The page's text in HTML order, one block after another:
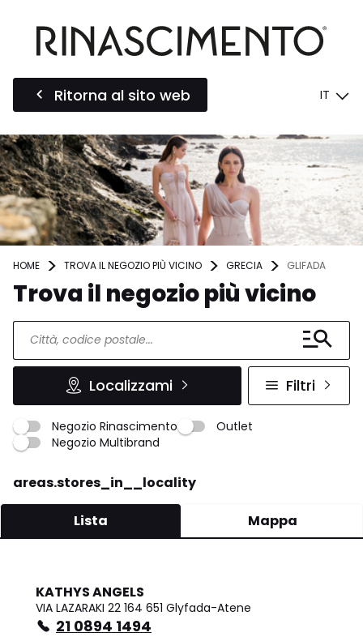
Ritorna al sito web IT
HOME TROVA IL NEGOZIO PIÙ VICINO GRECIA GLIFADA
Trova il negozio più vicino
Localizzami Filtri
Negozio Rinascimento
Outlet
Negozio Multibrand
areas.stores_in__locality
Lista Mappa
KATHYS ANGELS
VIA LAZARAKI 22 164 651 Glyfada-Atene
21 0894 1494